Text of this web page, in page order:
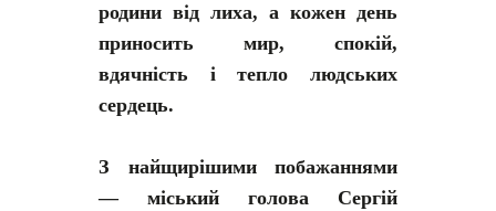
родини від лиха, а кожен день
приносить мир, спокій,
вдячність і тепло людських
сердець.
З найщирішими побажаннями
— міський голова Сергій